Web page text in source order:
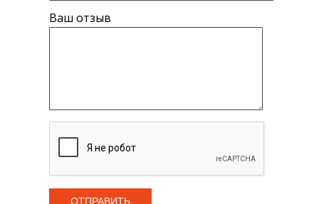
Ваш отзыв